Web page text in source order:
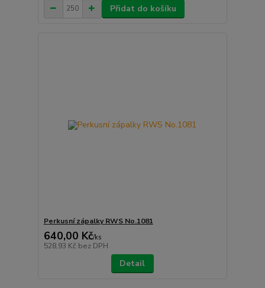
Přidat do košíku
Perkusní zápalky RWS No.1081
640,00 Kč/ks
528,93 Kč bez DPH
Detail